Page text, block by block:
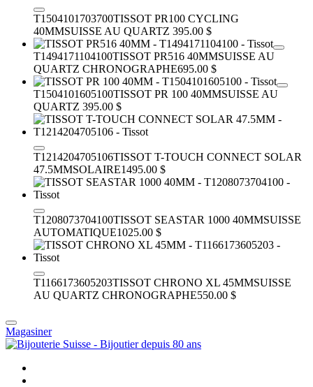
T1504101703700TISSOT PR100 CYCLING
40MMSUISSE AU QUARTZ 395.00 $
T1494171104100TISSOT PR516 40MMSUISSE AU
QUARTZ CHRONOGRAPHE695.00 $
T1504101605100TISSOT PR 100 40MMSUISSE AU
QUARTZ 395.00 $
T1214204705106TISSOT T-TOUCH CONNECT SOLAR
47.5MMSOLAIRE1495.00 $
T1208073704100TISSOT SEASTAR 1000 40MMSUISSE
AUTOMATIQUE1025.00 $
T1166173605203TISSOT CHRONO XL 45MMSUISSE
AU QUARTZ CHRONOGRAPHE550.00 $
Magasiner